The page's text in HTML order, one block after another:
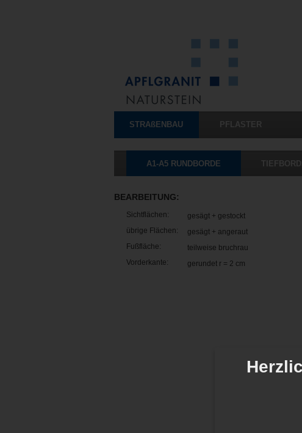
STRAßENBAU PFLASTER
A1-A5 RUNDBORDE
BEARBEITUNG:
Sichtflächen:
gesägt + gestockt
übrige Flächen:
gesägt + angeraut
Fußfläche:
teilweise bruchrau
Vorderkante:
gerundet r = 2 cm